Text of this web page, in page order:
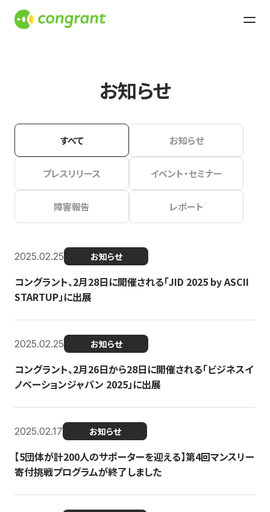
お知らせ
すべて お知らせ
プレスリリース イベント・セミナー
障害報告 レポート
2025.02.25 お知らせ
コングラント、2月28日に開催される「JID 2025 by ASCII
STARTUP」に出展
2025.02.25 お知らせ
コングラント、2月26日から28日に開催される「ビジネスイ
ノベーションジャパン 2025」に出展
2025.02.17 お知らせ
【5団体が計200人のサポーターを迎える】​​第4回マンスリー
寄付挑戦プログラムが終了しました